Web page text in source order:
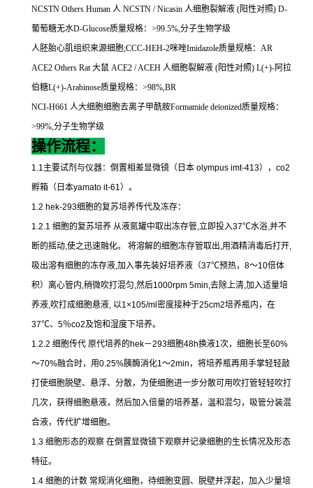
NCSTN Others Human 人 NCSTN / Nicasin 人细胞裂解液 (阳性对照) D-
葡萄糖无水D-Glucose质量规格： >99.5%,分子生物学级
人胚胎心肌组织来源细胞;CCC-HEH-2咪唑Imidazole质量规格： AR
ACE2 Others Rat大鼠 ACE2 / ACEH 人细胞裂解液 (阳性对照) L(+)-阿拉
伯糖L(+)-Arabinose质量规格： >98%,BR
NCI-H661 人大细胞细胞去离子甲酰胺Formamide deionized质量规格：
>99%,分子生物学级
操作流程：
1.1主要试剂与仪器：倒置相差显微镜（日本 olympus imt-413）， co2
孵箱（日本yamato it-61）。
1.2 hek-293细胞的复苏培养传代及冻存：
1.2.1 细胞的复苏培养 从液氮罐中取出冻存管,立即投入37℃水浴,并不
断的摇动,使之迅速融化。 将溶解的细胞冻存管取出,用酒精消毒后打开,
吸出溶有细胞的冻存液,加入事先装好培养液（37℃预热， 8～10倍体
积）离心管内,稍微吹打混匀,然后1000rpm 5min,去除上清,加入适量培
养液,吹打成细胞悬液, 以1×105/ml 密度接种于25cm2培养瓶内，在
37℃、 5％co2及饱和湿度下培养。
1.2.2 细胞传代 原代培养的hek－293细胞48h换液1次，细胞长至60%
～70%融合时，用0.25%胰酶消化1～2min ，将培养瓶再用手掌轻轻敲
打使细胞脱壁、悬浮、分散，为使细胞进一步分散可用吹打管轻轻吹打
几次，获得细胞悬液，然后加入倍量的培养基，温和混匀，吸管分装混
合液，传代扩增细胞。
1.3 细胞形态的观察 在倒置显微镜下观察并记录细胞的生长情况及形态
特征。
1.4 细胞的计数 常规消化细胞，待细胞变圆、脱壁并浮起，加入少量培